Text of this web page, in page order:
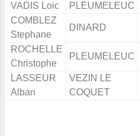
VADIS Loic PLEUMELEUC
COMBLEZ
Stephane
DINARD
ROCHELLE
Christophe
PLEUMELEUC
LASSEUR
Alban
VEZIN LE
COQUET